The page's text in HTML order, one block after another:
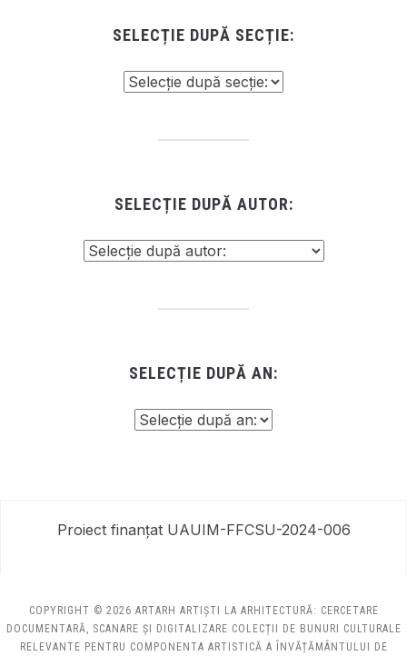
SELECȚIE DUPĂ SECȚIE:
SELECȚIE DUPĂ AUTOR:
SELECȚIE DUPĂ AN:
Proiect finanțat UAUIM-FFCSU-2024-006
COPYRIGHT © 2026 ARTARH ARTIȘTI LA ARHITECTURĂ: CERCETARE
DOCUMENTARĂ, SCANARE ȘI DIGITALIZARE COLECȚII DE BUNURI CULTURALE
RELEVANTE PENTRU COMPONENTA ARTISTICĂ A ÎNVĂȚĂMÂNTULUI DE